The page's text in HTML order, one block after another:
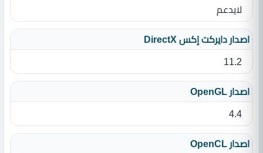
لايدعم
اصدار دايركت إكس DirectX
11.2
اصدار OpenGL
4.4
اصدار OpenCL